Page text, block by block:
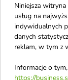
Niniejsza
usług na
indywidualnych
danych
reklam, w tym z
Informacje o
https://